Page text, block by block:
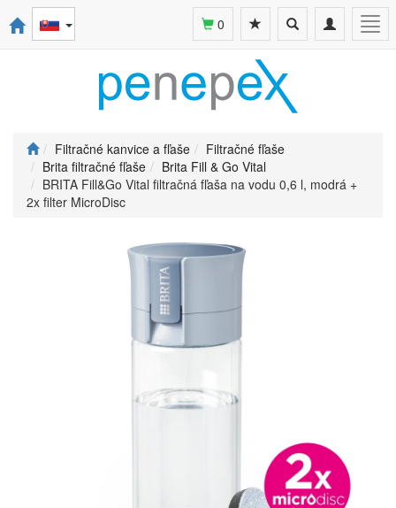
Toggle
navigation
Toggle
search
0
Filtračné kanvice a fľaše
Filtračné fľaše
Brita filtračné fľaše
Brita Fill & Go Vital
BRITA Fill&Go Vital filtračná fľaša na vodu 0,6 l, modrá +
2x filter MicroDisc